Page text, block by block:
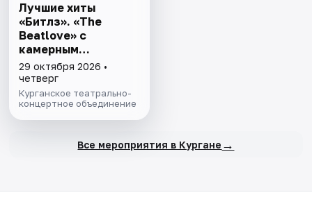
Лучшие хиты
«Битлз». «The
Beatlove» с
камерным
оркестром
29 октября 2026 •
четверг
Курганское театрально-
концертное объединение
Все мероприятия в Кургане →